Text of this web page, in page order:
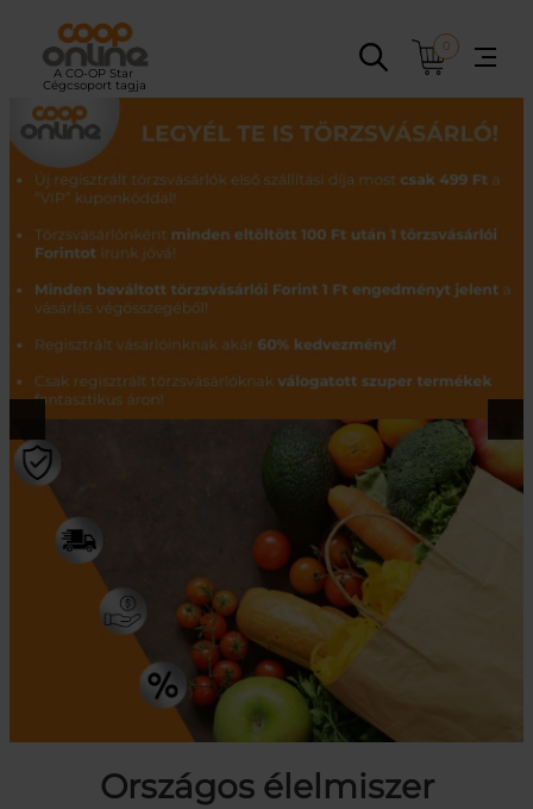
tartalomhoz
0
Országos élelmiszer